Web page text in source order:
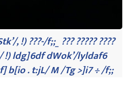
, !) ???-/f;;_ ??? ????? ????
!) ldg]6df dWok’/lyldaf6
b[io . t:jL/ M /Tg >]i7 ÷ /f;;